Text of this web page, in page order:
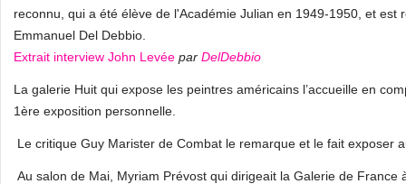
reconnu, qui a été élève de l'Académie Julian en 1949-1950, et
Emmanuel Del Debbio.
Extrait interview John Levée par DelDebbio
La galerie Huit qui expose les peintres américains l’accueille en
1ère exposition personnelle.
Le critique Guy Marister de Combat le remarque et le fait exposer
Au salon de Mai, Myriam Prévost qui dirigeait la Galerie de